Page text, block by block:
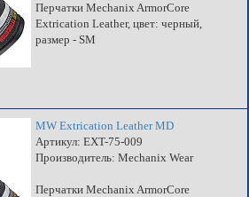
Перчатки Mechanix ArmorCore
Extrication Leather, цвет: черный,
размер - SM
MW Extrication Leather MD
Артикул: EXT-75-009
Производитель: Mechanix Wear
Перчатки Mechanix ArmorCore